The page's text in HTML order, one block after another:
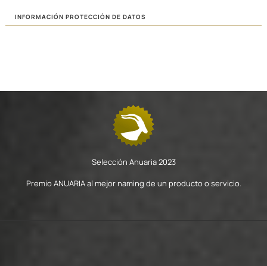
INFORMACIÓN PROTECCIÓN DE DATOS
Selección Anuaria 2023
Premio ANUARIA al mejor naming de un producto o servicio.